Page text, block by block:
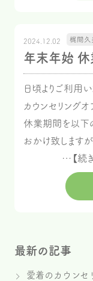
2024.12.02 梶間久
年末年始 休
日頃よりご利用い
カウンセリング
休業期間を以下
おかけ致しますが
…【続きを
最新の記事
愛着のカウンセ